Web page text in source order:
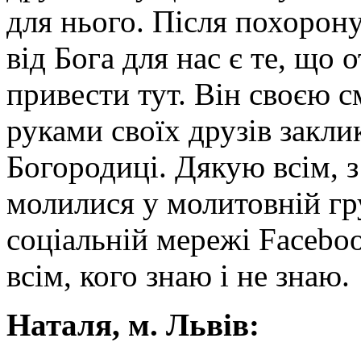
для нього. Після
від Бога для нас є те, що
привести тут. Він своєю
руками своїх друзів
Богородиці. Дякую всім,
молилися у молитовній
соціальній мережі
всім, кого знаю і не знаю.
Наталя, м. Львів: